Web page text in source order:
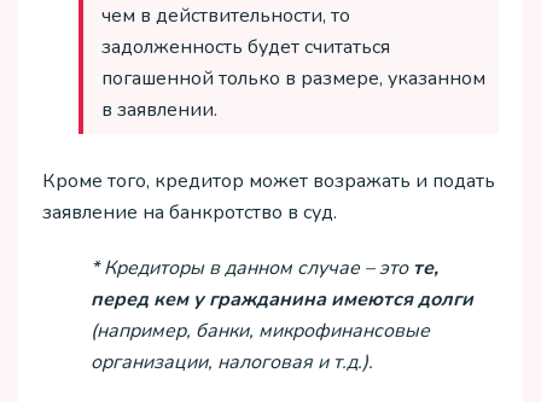
чем в действительности, то
задолженность будет считаться
погашенной только в размере, указанном
в заявлении.
Кроме того, кредитор может возражать и подать
заявление на банкротство в суд.
* Кредиторы в данном случае – этоте,
перед кем у гражданина имеются долги
(например, банки, микрофинансовые
организации, налоговая и т.д.).